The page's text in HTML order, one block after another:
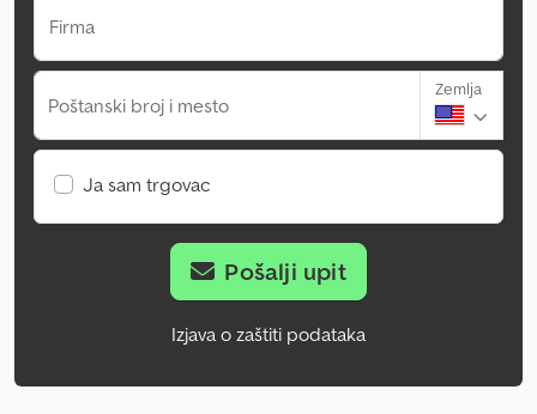
Firma
Poštanski broj i mesto
Zemlja
Ja sam trgovac
Pošalji upit
Izjava o zaštiti podataka